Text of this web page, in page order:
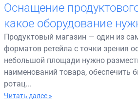
Оснащение
какое оборудование
Продуктовый магазин — один из
форматов ретейла с точки зрения
небольшой площади нужно
наименований товара, обеспечить
ротац...
Читать далее »